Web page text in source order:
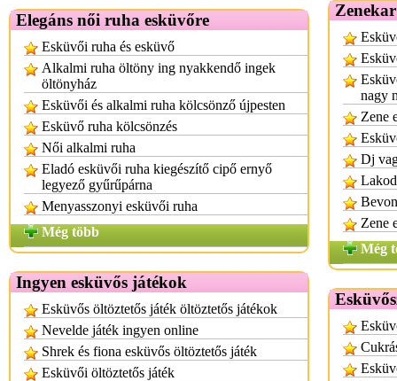
Elegáns női ruha esküvőre
Esküvői ruha és esküvő
Alkalmi ruha öltöny ing nyakkendő ingek
öltönyház
Esküvői és alkalmi ruha kölcsönző újpesten
Esküvő ruha kölcsönzés
Női alkalmi ruha
Eladó esküvői ruha kiegészítő cipő ernyő
legyező gyűrűpárna
Menyasszonyi esküvői ruha
Még több
Ingyen esküvős játékok
Esküvős öltöztetős játék öltöztetős játékok
Nevelde játék ingyen online
Shrek és fiona esküvős öltöztetős játék
Esküvői öltöztetős játék
nagy
Zene
Dj
Zene
Még